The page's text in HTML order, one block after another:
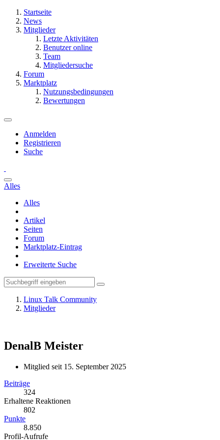
Startseite
News
Mitglieder
Letzte Aktivitäten
Benutzer online
Team
Mitgliedersuche
Forum
Marktplatz
Nutzungsbedingungen
Bewertungen
Anmelden
Registrieren
Suche
Alles
Alles
Artikel
Seiten
Forum
Marktplatz-Eintrag
Erweiterte Suche
Linux Talk Community
Mitglieder
DenalB Meister
Mitglied seit 15. September 2025
Beiträge
324
Erhaltene Reaktionen
802
Punkte
8.850
Profil-Aufrufe